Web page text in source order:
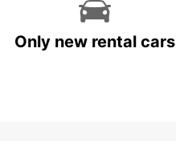
Only new rental cars